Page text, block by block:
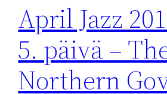
April Jazz
5. päivä –
Northern